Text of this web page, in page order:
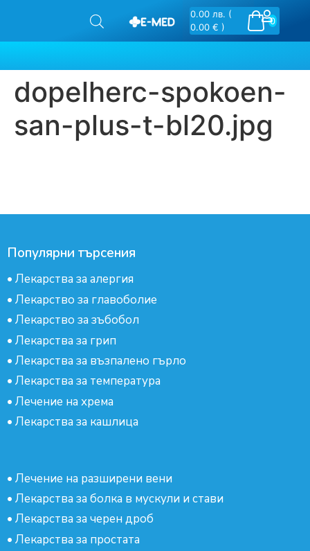
0
0.00 лв. (
0.00 € )
dopelherc-spokoen-
san-plus-t-bl20.jpg
Популярни търсения
• Лекарства за алергия
• Лекарство за главоболие
• Лекарство за зъбобол
• Лекарства за грип
• Лекарства за възпалено гърло
• Лекарства за температура
• Лечение на хрема
• Лекарства за кашлица
• Лечение на разширени вени
• Лекарства за болка в мускули и стави
• Лекарства за черен дроб
• Лекарства за простата